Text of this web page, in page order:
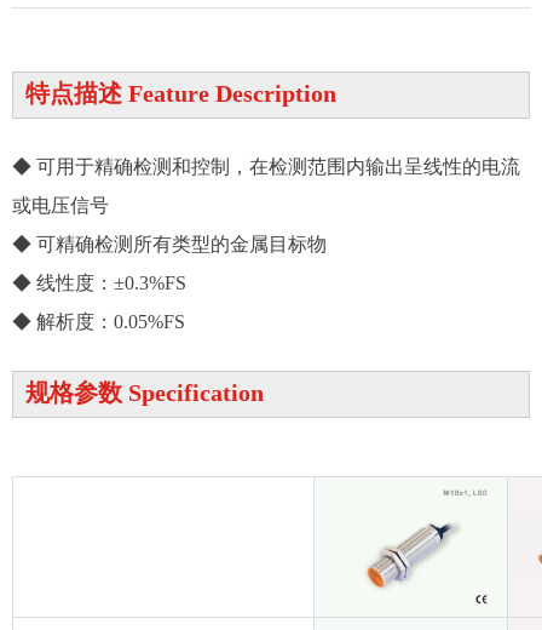
特点描述 Feature Description
◆ 可用于精确检测和控制，在检测范围内输出呈线性的电流
或电压信号
◆ 可精确检测所有类型的金属目标物
◆ 线性度：±0.3%FS
◆ 解析度：0.05%FS
规格参数 Specification